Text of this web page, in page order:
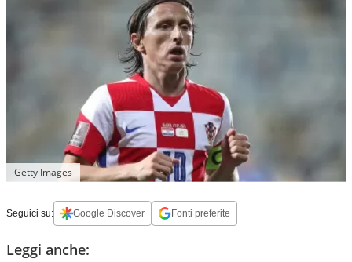
Getty Images
Seguici su: Google Discover Fonti preferite
Leggi anche: